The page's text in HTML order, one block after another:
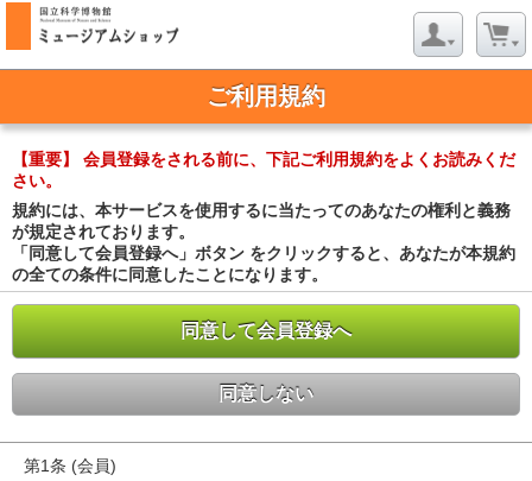
ご利用規約
【重要】 会員登録をされる前に、下記ご利用規約をよくお読みくだ
さい。
規約には、本サービスを使用するに当たってのあなたの権利と義務
が規定されております。
「同意して会員登録へ」ボタン をクリックすると、あなたが本規約
の全ての条件に同意したことになります。
同意して会員登録へ
同意しない
第1条 (会員)